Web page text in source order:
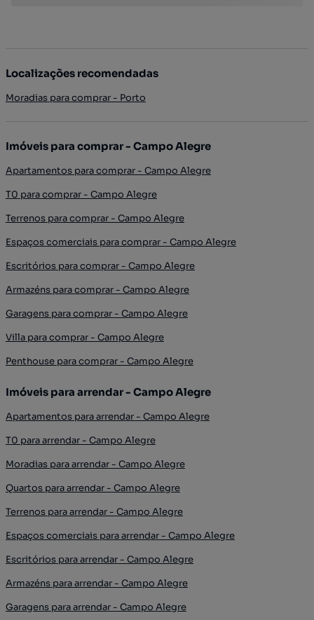
Localizações recomendadas
Moradias para comprar - Porto
Imóveis para comprar - Campo Alegre
Apartamentos para comprar - Campo Alegre
T0 para comprar - Campo Alegre
Terrenos para comprar - Campo Alegre
Espaços comerciais para comprar - Campo Alegre
Escritórios para comprar - Campo Alegre
Armazéns para comprar - Campo Alegre
Garagens para comprar - Campo Alegre
Villa para comprar - Campo Alegre
Penthouse para comprar - Campo Alegre
Imóveis para arrendar - Campo Alegre
Apartamentos para arrendar - Campo Alegre
T0 para arrendar - Campo Alegre
Moradias para arrendar - Campo Alegre
Quartos para arrendar - Campo Alegre
Terrenos para arrendar - Campo Alegre
Espaços comerciais para arrendar - Campo Alegre
Escritórios para arrendar - Campo Alegre
Armazéns para arrendar - Campo Alegre
Garagens para arrendar - Campo Alegre